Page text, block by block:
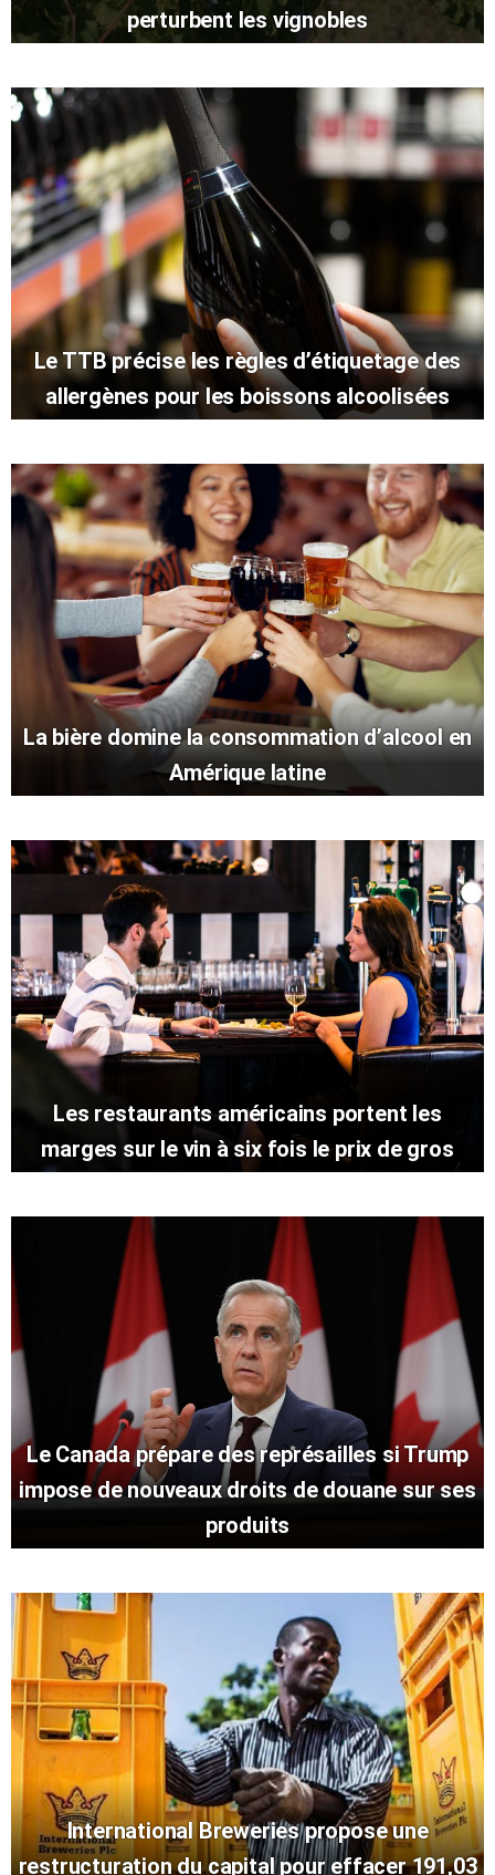
perturbent les vignobles
Le TTB précise les règles d’étiquetage des
allergènes pour les boissons alcoolisées
La bière domine la consommation d’alcool en
Amérique latine
Les restaurants américains portent les
marges sur le vin à six fois le prix de gros
Le Canada prépare des représailles si Trump
impose de nouveaux droits de douane sur ses
produits
International Breweries propose une
restructuration du capital pour effacer 191,03